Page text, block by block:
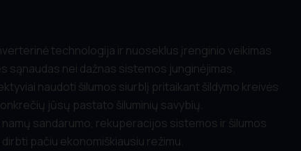
technologija ir nuoseklus įrenginio veikimas
sąnaudas nei dažnas sistemos junginėjimas.
naudoti šilumos siurblį pritaikant šildymo kreivės
jūsų pastato šiluminių savybių.
sandarumo, rekuperacijos sistemos ir šilumos
pačiu ekonomiškiausiu režimu.